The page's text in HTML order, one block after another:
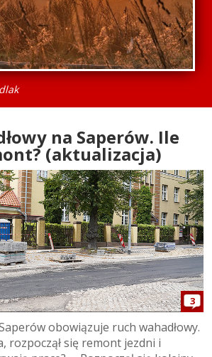
na Saperów. Ile
(aktualizacja)
3
obowiązuje ruch wahadłowy.
rozpoczął się remont jezdni i